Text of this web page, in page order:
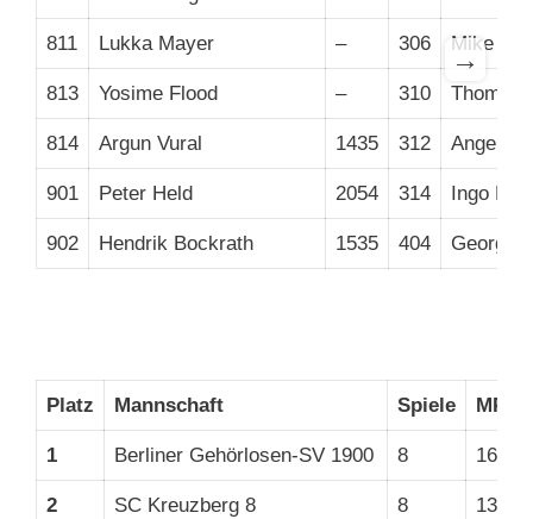
811 Lukka Mayer – 306 Mike
813 Yosime Flood – 310 Thomas
814 Argun Vural 1435 312 Angela
901 Peter Held 2054 314 Ingo
902 Hendrik Bockrath 1535 404 Georg
→
Platz Mannschaft Spiele MP
1 Berliner Gehörlosen-SV 1900 8 16
2 SC Kreuzberg 8 8 13